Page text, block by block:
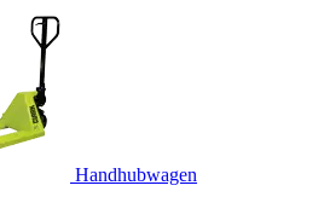
Handhubwagen